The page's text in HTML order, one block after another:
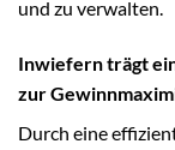
und zu verwalten.
Inwiefern trägt
zur
Durch eine